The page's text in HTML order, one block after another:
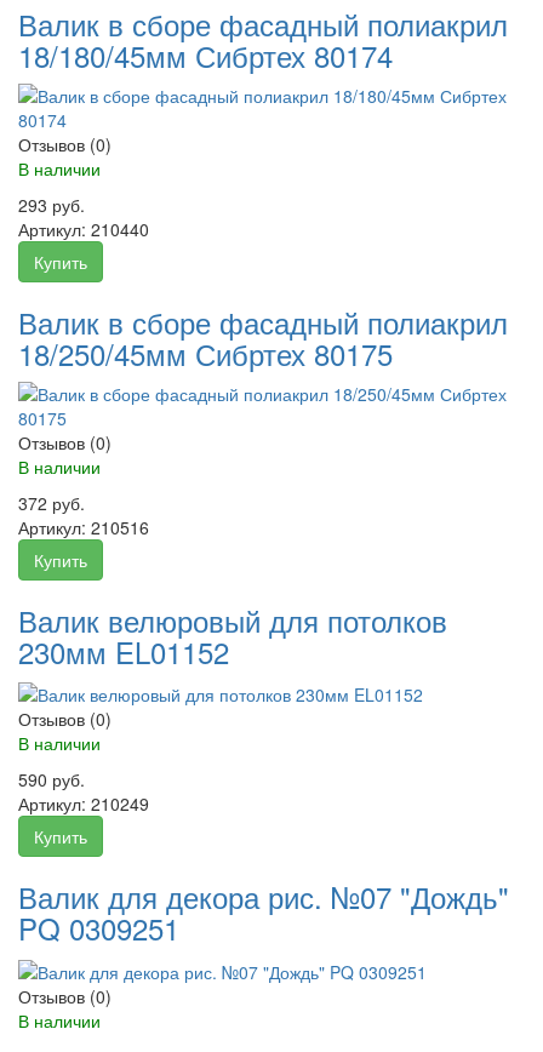
Валик в сборе фасадный полиакрил
18/180/45мм Сибртех 80174
Отзывов (0)
В наличии
293 руб.
Артикул: 210440
Купить
Валик в сборе фасадный полиакрил
18/250/45мм Сибртех 80175
Отзывов (0)
В наличии
372 руб.
Артикул: 210516
Купить
Валик велюровый для потолков
230мм EL01152
Отзывов (0)
В наличии
590 руб.
Артикул: 210249
Купить
Валик для декора рис. №07 "Дождь"
PQ 0309251
Отзывов (0)
В наличии